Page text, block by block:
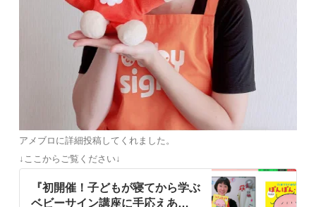
アメブロに詳細投稿してくれました。
↓ここからご覧ください↓
『初開催！子どもが寝てから学ぶ
ベビーサイン講座に手応えあ